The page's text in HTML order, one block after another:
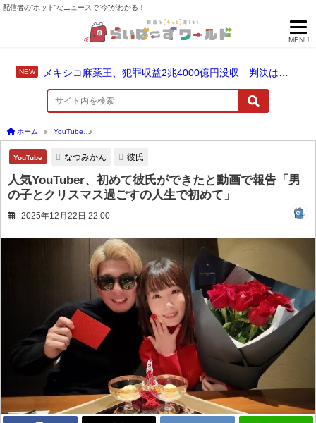
配信者の“ホット”なニュースで“今”がわかる！
MENU
ホーム YouTube
YouTube なつみかん 彼氏
人気YouTuber、初めて彼氏ができたと動画で報告「男
の子とクリスマス過ごすの人生で初めて」
2025年12月22日 22:00